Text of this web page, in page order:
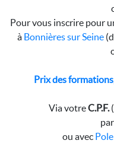
Pour vous inscrire pour
à Bonnières sur Seine
Prix des
Via votreC.P.F.(
par
ou avec